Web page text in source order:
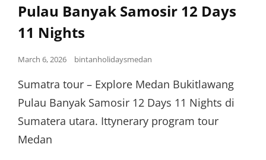
Pulau Banyak Samosir 12 Days
11 Nights
March 6, 2026 bintanholidaysmedan
Sumatra tour – Explore Medan Bukitlawang
Pulau Banyak Samosir 12 Days 11 Nights di
Sumatera utara. Ittynerary program tour
Medan